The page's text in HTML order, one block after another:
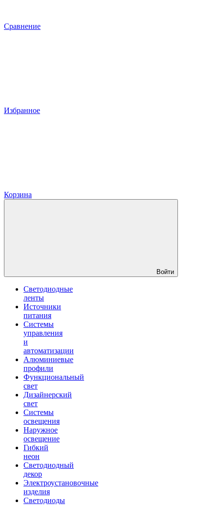
Сравнение
Избранное
Корзина
Войти
Светодиодные
ленты
Источники
питания
Системы
управления
и
автоматизации
Алюминиевые
профили
Функциональный
свет
Дизайнерский
свет
Системы
освещения
Наружное
освещение
Гибкий
неон
Светодиодный
декор
Электроустановочные
изделия
Светодиоды